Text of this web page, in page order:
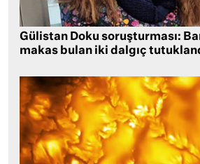
Gülistan Doku soruşturması:
makas bulan iki dalgıç